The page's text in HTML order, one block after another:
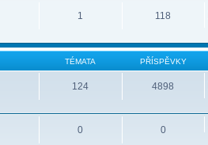
1 118
TÉMATA PŘÍSPĚVKY
124 4898
0 0